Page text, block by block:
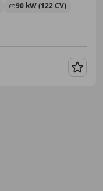
90 kW (122 CV)